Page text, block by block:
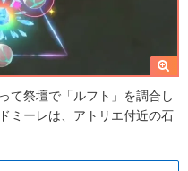
て祭壇で「ルフト」を調合し
ミーレは、アトリエ付近の石